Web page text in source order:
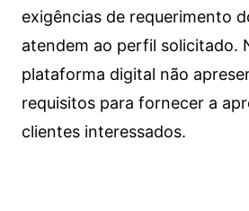
exigências de requerimento
atendem ao perfil solicitado.
plataforma digital não
requisitos para fornecer a
clientes interessados.